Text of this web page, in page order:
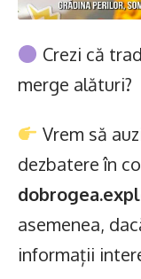
Crezi că
merge alături?
Vrem să
dezbatere în
asemenea,
informații